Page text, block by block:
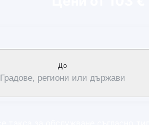
Дo
Градове, региони или държави